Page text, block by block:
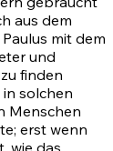
aus dem
mit dem
und
finden
solchen
Menschen
erst wenn